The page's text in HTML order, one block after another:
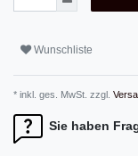
Wunschliste
* inkl. ges. MwSt. zzgl.
Sie haben